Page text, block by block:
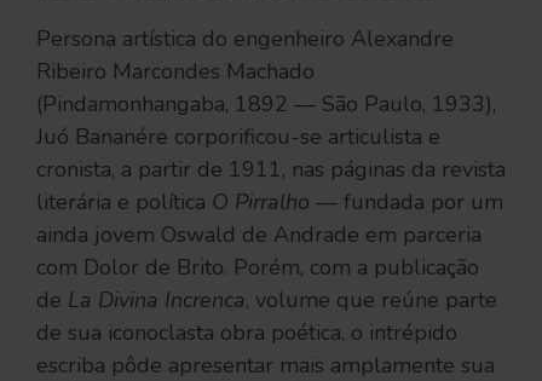
Persona artística do engenheiro Alexandre
Ribeiro Marcondes Machado
(Pindamonhangaba, 1892 — São Paulo, 1933),
Juó Bananére corporificou-se articulista e
cronista, a partir de 1911, nas páginas da revista
literária e política O Pirralho — fundada por um
ainda jovem Oswald de Andrade em parceria
com Dolor de Brito. Porém, com a publicação
de La Divina Increnca, volume que reúne parte
de sua iconoclasta obra poética, o intrépido
escriba pôde apresentar mais amplamente sua